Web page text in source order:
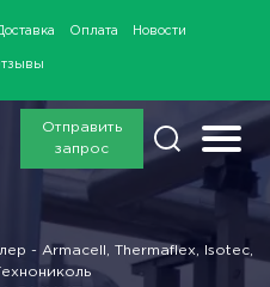
Оплата Новости
Отправить
запрос
- Armacell, Thermaflex, Isotec,